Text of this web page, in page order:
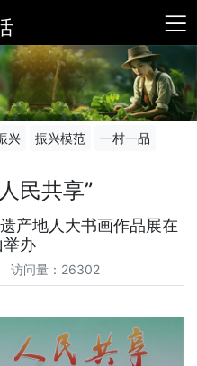
兴 振兴模范 一村一品
民共享”
地人大书画作品展在
办
访问量：26302